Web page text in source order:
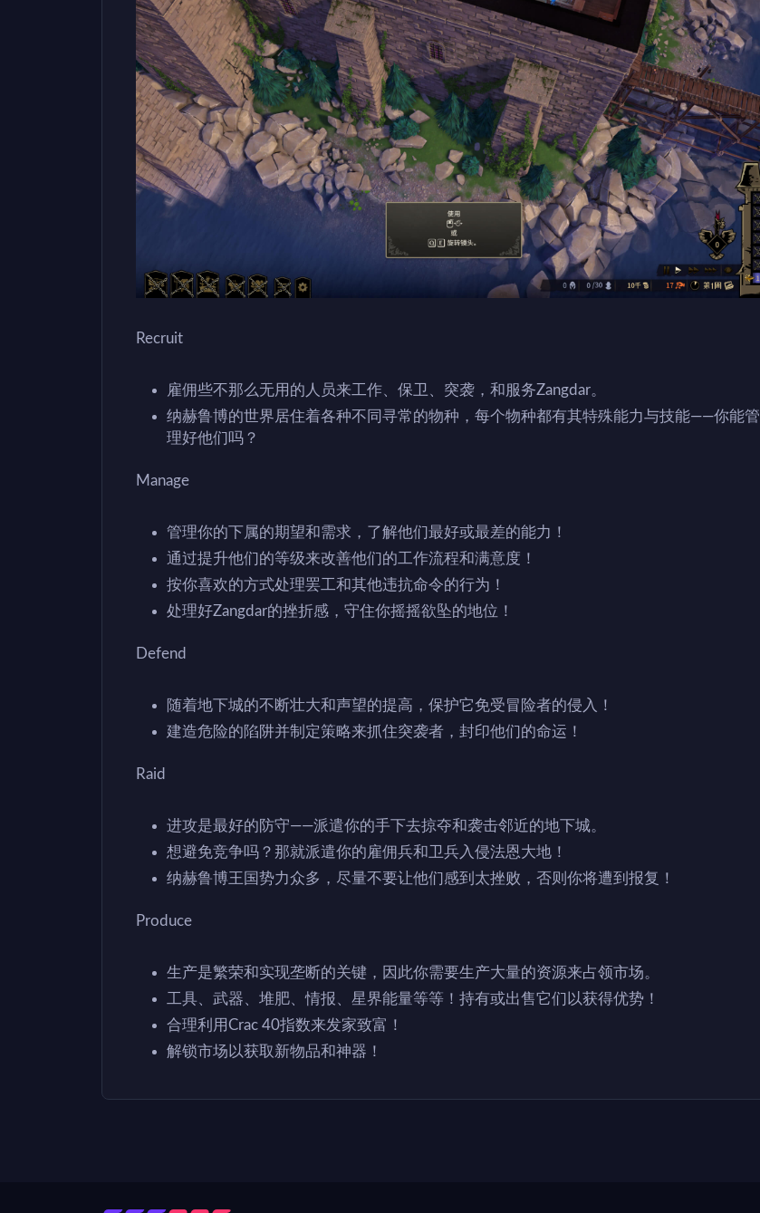
Recruit
雇佣些不那么无用的人员来工作、保卫、突袭，和服务Zangdar。
纳赫鲁博的世界居住着各种不同寻常的物种，每个物种都有其特殊能力与技能——你能管
理好他们吗？
Manage
管理你的下属的期望和需求，了解他们最好或最差的能力！
通过提升他们的等级来改善他们的工作流程和满意度！
按你喜欢的方式处理罢工和其他违抗命令的行为！
处理好Zangdar的挫折感，守住你摇摇欲坠的地位！
Defend
随着地下城的不断壮大和声望的提高，保护它免受冒险者的侵入！
建造危险的陷阱并制定策略来抓住突袭者，封印他们的命运！
Raid
进攻是最好的防守——派遣你的手下去掠夺和袭击邻近的地下城。
想避免竞争吗？那就派遣你的雇佣兵和卫兵入侵法恩大地！
纳赫鲁博王国势力众多，尽量不要让他们感到太挫败，否则你将遭到报复！
Produce
生产是繁荣和实现垄断的关键，因此你需要生产大量的资源来占领市场。
工具、武器、堆肥、情报、星界能量等等！持有或出售它们以获得优势！
合理利用Crac 40指数来发家致富！
解锁市场以获取新物品和神器！